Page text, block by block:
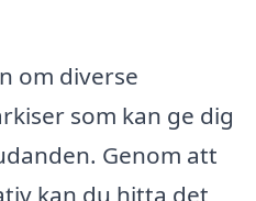
om diverse
som kan ge dig
Genom att